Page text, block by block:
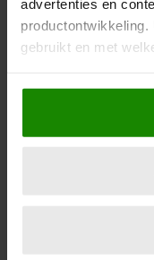
advertenties en
gebruikt en met
Als u het toestaat,
Informatie
locatie, die tot
scannen op
verwerkt en stel uw
Uit andere